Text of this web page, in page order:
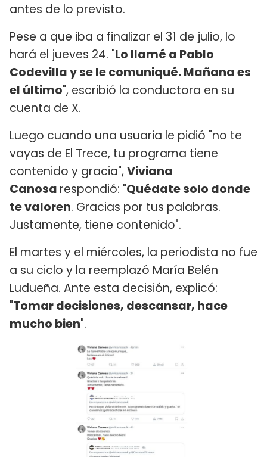
antes de lo previsto.
Pese a que iba a finalizar el 31 de julio, lo
hará el jueves 24. "Lo llamé a Pablo
Codevilla y se le comuniqué. Mañana es
el último", escribió la conductora en su
cuenta de X.
Luego cuando una usuaria le pidió "no te
vayas de El Trece, tu programa tiene
contenido y gracia", Viviana
Canosa respondió: "Quédate solo donde
te valoren. Gracias por tus palabras.
Justamente, tiene contenido".
El martes y el miércoles, la periodista no fue
a su ciclo y la reemplazó María Belén
Ludueña. Ante esta decisión, explicó:
"Tomar decisiones, descansar, hace
mucho bien".